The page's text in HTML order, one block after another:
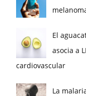
El
asocia a
cardiovascular
La